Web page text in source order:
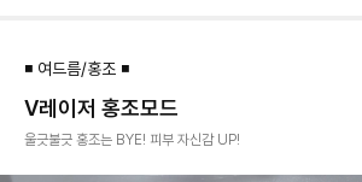
◾ 여드름/홍조 ◾
V레이저 홍조모드
울긋불긋 홍조는 BYE! 피부 자신감 UP!